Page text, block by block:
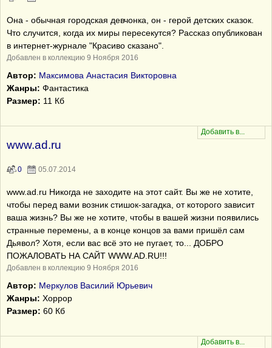
Она - обычная городская девчонка, он - герой детских сказок.
Что случится, когда их миры пересекутся? Рассказ опубликован
в интернет-журнале "Красиво сказано".
Добавлен в коллекцию 9 Ноября 2016
Автор: Максимова Анастасия Викторовна
Жанры: Фантастика
Размер: 11 Кб
www.ad.ru
0 05.07.2014
www.ad.ru Никогда не заходите на этот сайт. Вы же не хотите,
чтобы перед вами возник стишок-загадка, от которого зависит
ваша жизнь? Вы же не хотите, чтобы в вашей жизни появились
странные перемены, а в конце концов за вами пришёл сам
Дьявол? Хотя, если вас всё это не пугает, то... ДОБРО
ПОЖАЛОВАТЬ НА САЙТ WWW.AD.RU!!!
Добавлен в коллекцию 9 Ноября 2016
Автор: Меркулов Василий Юрьевич
Жанры: Хоррор
Размер: 60 Кб